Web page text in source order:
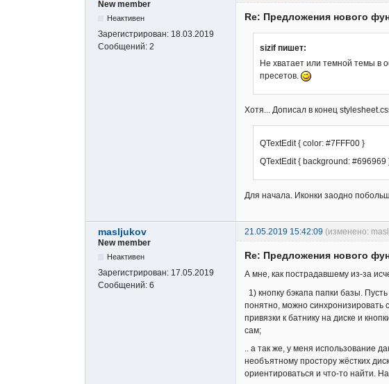
New member
Неактивен
Зарегистрирован: 18.03.2019
Сообщений: 2
Re: Предложения нового
sizif пишет:
Не хватает или темной темы в
пресетов.
Хотя... Дописал в конец
QTextEdit { color: #7FFF00 }
QTextEdit { background: #696969
Для начала. Иконки заодно
masljukov 21.05.2019 15:42:09 (изменено:
New member
Неактивен
Зарегистрирован: 17.05.2019
Сообщений: 6
Re: Предложения нового
А мне, как пострадавшему из-за
1) кнопку бэкапа папки базы.
понятно, можно синхронизировать
привязки к батнику на диске и
сам;
.. а так же, у меня использование
необъятному простору жёстких
ориентироваться и что-то найти.